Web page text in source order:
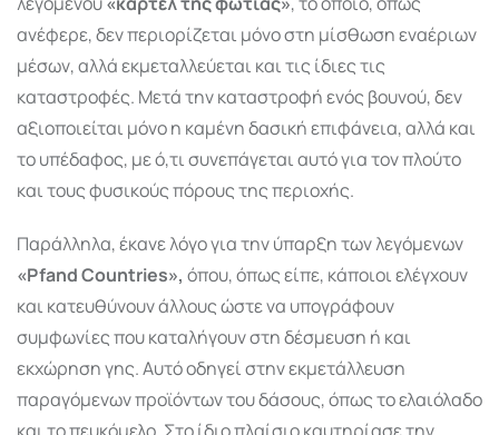
ανέφερε, δεν περιορίζεται μόνο στη μίσθωση εναέριων
μέσων, αλλά εκμεταλλεύεται και τις ίδιες τις
καταστροφές. Μετά την καταστροφή ενός βουνού, δεν
αξιοποιείται μόνο η καμένη δασική επιφάνεια, αλλά και
το υπέδαφος, με ό,τι συνεπάγεται αυτό για τον πλούτο
και τους φυσικούς πόρους της περιοχής.
Παράλληλα, έκανε λόγο για την ύπαρξη των λεγόμενων
«Pfand Countries», όπου, όπως είπε, κάποιοι ελέγχουν
και κατευθύνουν άλλους ώστε να υπογράφουν
συμφωνίες που καταλήγουν στη δέσμευση ή και
εκχώρηση γης. Αυτό οδηγεί στην εκμετάλλευση
παραγόμενων προϊόντων του δάσους, όπως το ελαιόλαδο